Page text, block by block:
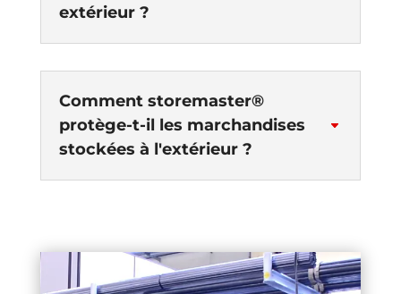
extérieur ?
C
Comment storemaster®
protège-t-il les marchandises
stockées à l'extérieur ?